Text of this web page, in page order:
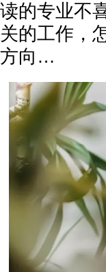
读的专业不
关的工作，
方向…